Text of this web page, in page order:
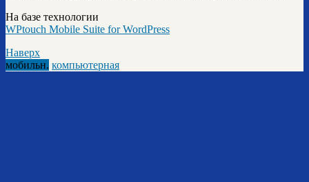
На базе технологии
WPtouch Mobile Suite for WordPress
Наверх
мобильн. компьютерная